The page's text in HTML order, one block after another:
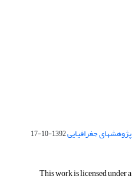
1392-10-17
This work is licensed under a